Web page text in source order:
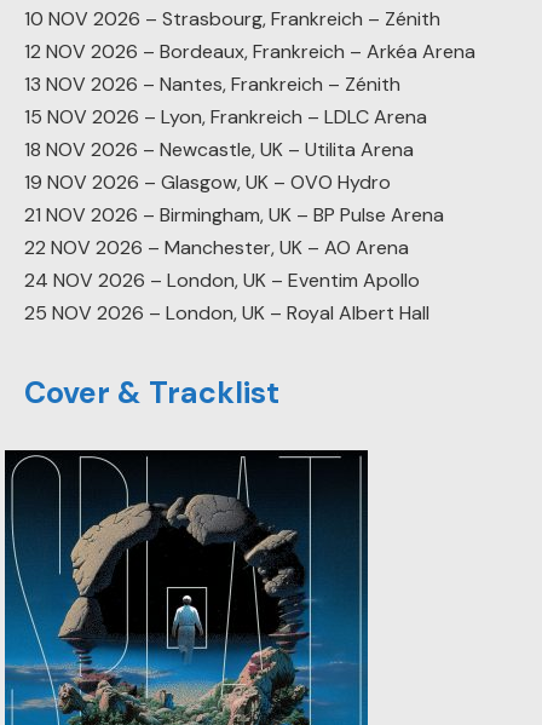
10 NOV 2026 – Strasbourg, Frankreich – Zénith
12 NOV 2026 – Bordeaux, Frankreich – Arkéa Arena
13 NOV 2026 – Nantes, Frankreich – Zénith
15 NOV 2026 – Lyon, Frankreich – LDLC Arena
18 NOV 2026 – Newcastle, UK – Utilita Arena
19 NOV 2026 – Glasgow, UK – OVO Hydro
21 NOV 2026 – Birmingham, UK – BP Pulse Arena
22 NOV 2026 – Manchester, UK – AO Arena
24 NOV 2026 – London, UK – Eventim Apollo
25 NOV 2026 – London, UK – Royal Albert Hall
Cover & Tracklist